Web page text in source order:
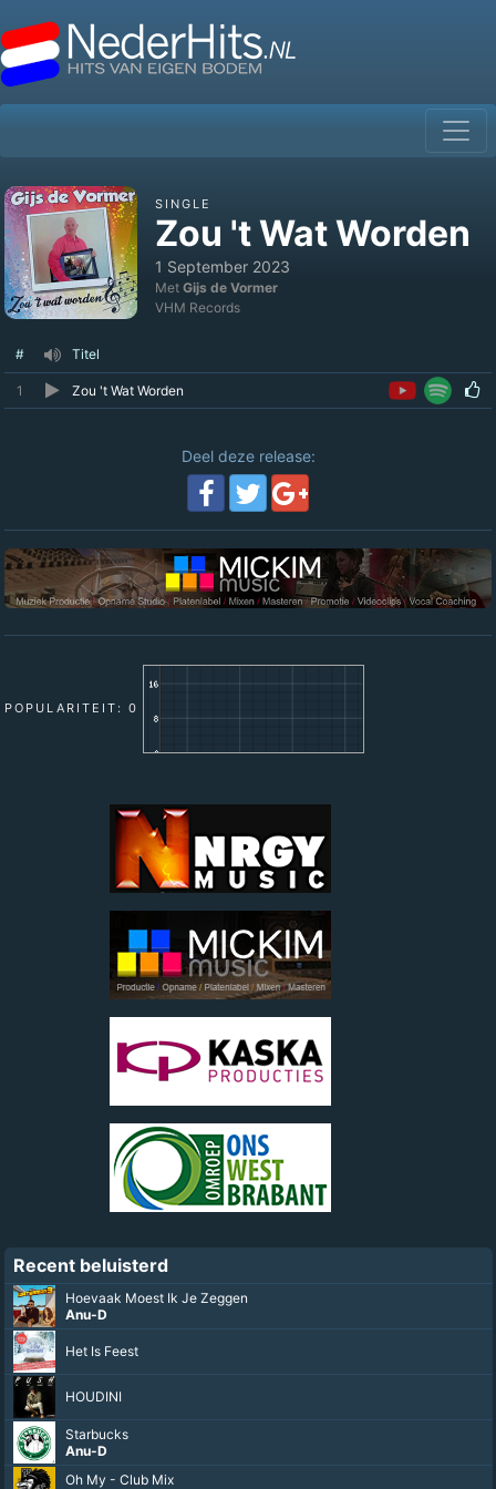
SINGLE
Zou 't Wat Worden
1 September 2023
Met Gijs de Vormer
VHM Records
# Titel
1 Zou 't Wat Worden
Deel deze release:
POPULARITEIT: 0
Recent beluisterd
Hoevaak Moest Ik Je Zeggen
Anu-D
Het Is Feest
HOUDINI
Starbucks
Anu-D
Oh My - Club Mix